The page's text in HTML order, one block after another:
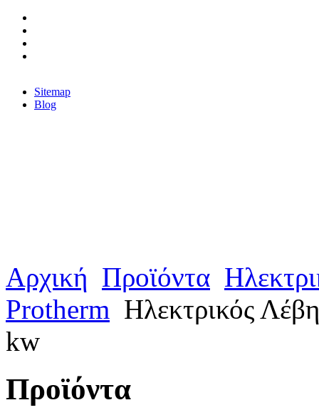
Sitemap
Blog
Αρχική Προϊόντα
Protherm Ηλεκτρικός
kw
Προϊόντα